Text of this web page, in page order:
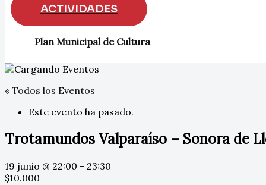
ACTIVIDADES
Plan Municipal de Cultura
« Todos los Eventos
Este evento ha pasado.
Trotamundos Valparaíso – Sonora de
19 junio @ 22:00 - 23:30
$10.000